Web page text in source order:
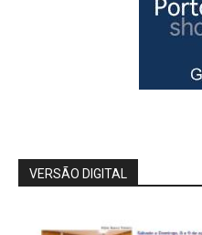
VERSÃO DIGITAL